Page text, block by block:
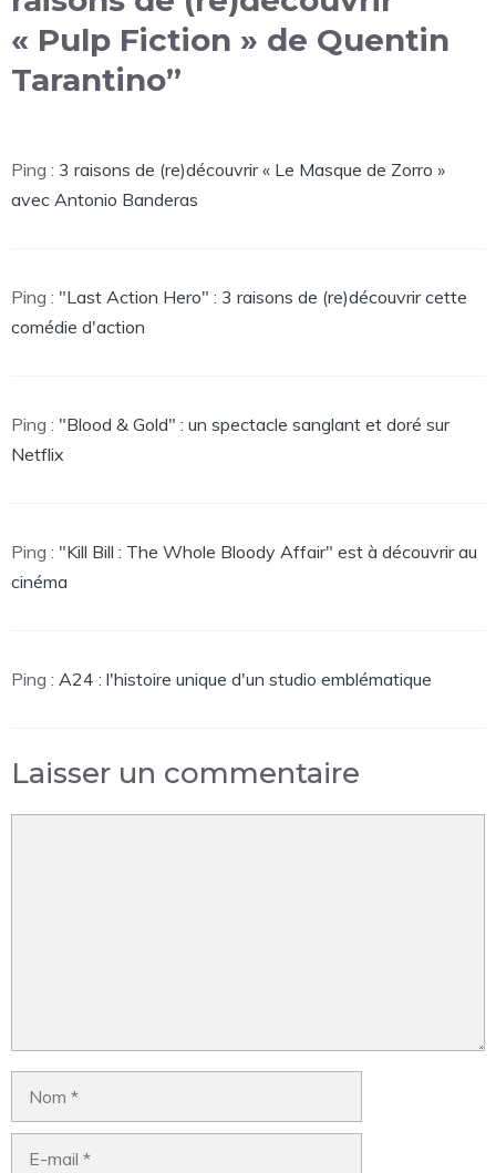
« Pulp Fiction » de Quentin
Tarantino”
Ping : 3 raisons de (re)découvrir « Le Masque de Zorro »
avec Antonio Banderas
Ping : "Last Action Hero" : 3 raisons de (re)découvrir cette
comédie d'action
Ping : "Blood & Gold" : un spectacle sanglant et doré sur
Netflix
Ping : "Kill Bill : The Whole Bloody Affair" est à découvrir au
cinéma
Ping : A24 : l'histoire unique d'un studio emblématique
Laisser un commentaire